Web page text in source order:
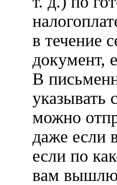
в течение
документ,
В
можно
даже если
если по
вам